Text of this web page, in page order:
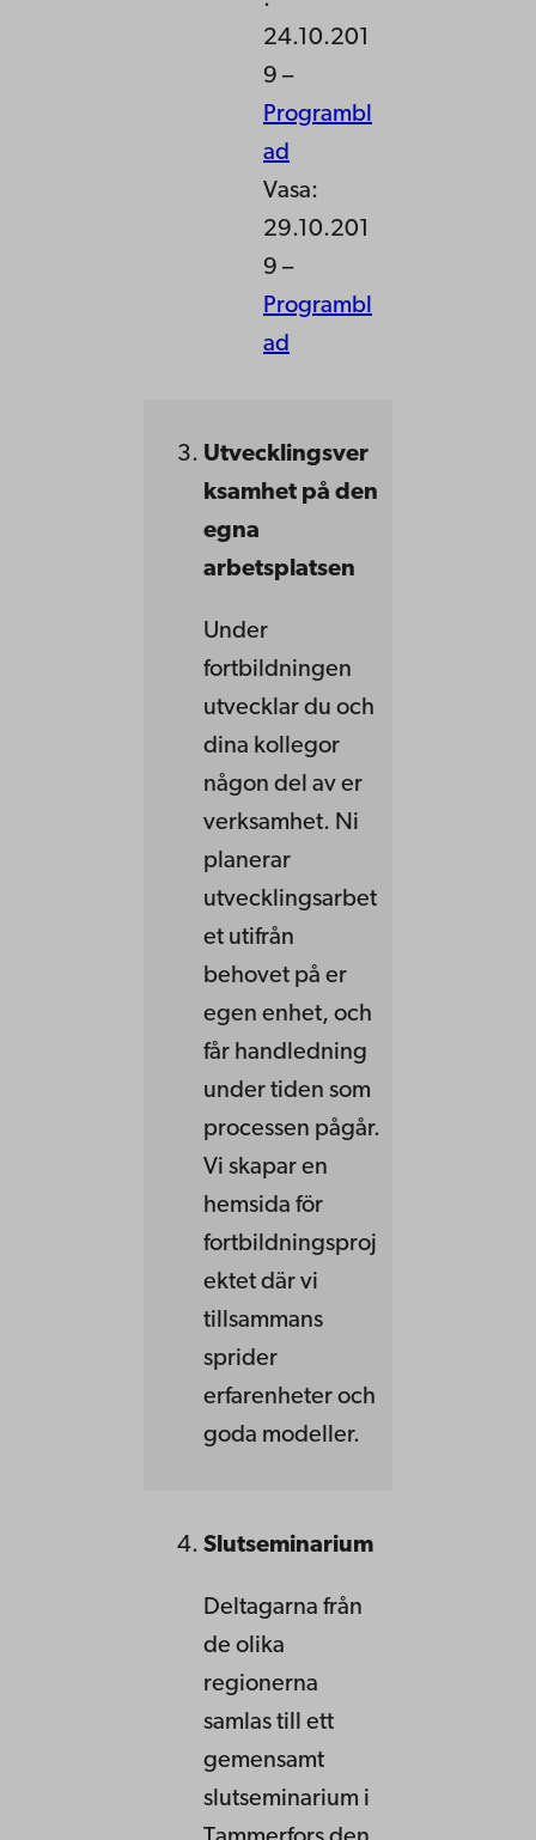
24.10.201
9 –
Programbl
ad
Vasa:
29.10.201
9 –
Programbl
ad
Utvecklingsver
ksamhet på den
egna
arbetsplatsen
Under
fortbildningen
utvecklar du och
dina kollegor
någon del av er
verksamhet. Ni
planerar
utvecklingsarbet
et utifrån
behovet på er
egen enhet, och
får handledning
under tiden som
processen pågår.
Vi skapar en
hemsida för
fortbildningsproj
ektet där vi
tillsammans
sprider
erfarenheter och
goda modeller.
Slutseminarium
Deltagarna från
de olika
regionerna
samlas till ett
gemensamt
slutseminarium i